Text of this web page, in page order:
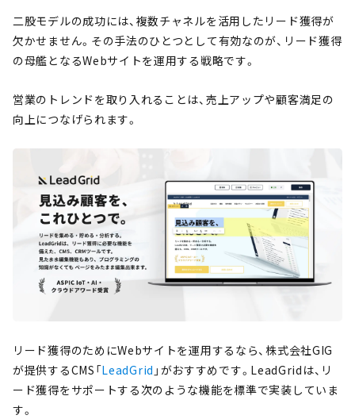
二股モデルの成功には、複数チャネルを活用したリード獲得が
欠かせません。その手法のひとつとして有効なのが、リード獲得
の母艦となるWebサイトを運用する戦略です。
営業のトレンドを取り入れることは、売上アップや顧客満足の
向上につなげられます。
リード獲得のためにWebサイトを運用するなら、株式会社GIG
が提供するCMS「LeadGrid 」がおすすめです。LeadGridは、リ
ード獲得をサポートする次のような機能を標準で実装していま
す。